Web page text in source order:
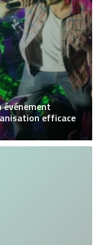
événement
efficace